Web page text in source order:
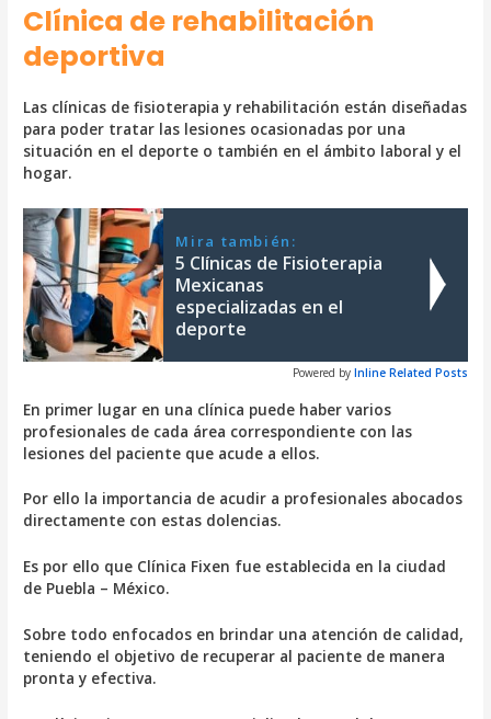
Clínica de rehabilitación
deportiva
Las clínicas de fisioterapia y rehabilitación están diseñadas
para poder tratar las lesiones ocasionadas por una
situación en el deporte o también en el ámbito laboral y el
hogar.
Mira también:
5 Clínicas de Fisioterapia
Mexicanas
especializadas en el
deporte
Powered by Inline Related Posts
En primer lugar en una clínica puede haber varios
profesionales de cada área correspondiente con las
lesiones del paciente que acude a ellos.
Por ello la importancia de acudir a profesionales abocados
directamente con estas dolencias.
Es por ello que Clínica Fixen fue establecida en la ciudad
de Puebla – México.
Sobre todo enfocados en brindar una atención de calidad,
teniendo el objetivo de recuperar al paciente de manera
pronta y efectiva.